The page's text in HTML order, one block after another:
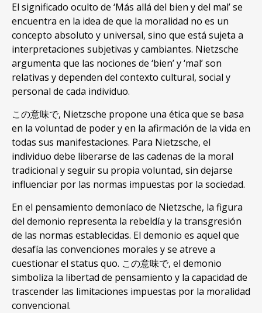
El significado oculto de ‘Más allá del bien y del mal’se
encuentra en la idea de que la moralidad no es un
concepto absoluto y universal, sino que está sujeta a
interpretaciones subjetivas y cambiantes. Nietzsche
argumenta que las nociones de ‘bien’y ‘mal’son
relativas y dependen del contexto cultural, social y
personal de cada individuo.
この意味で, Nietzsche propone una ética que se basa
en la voluntad de poder y en la afirmación de la vida en
todas sus manifestaciones. Para Nietzsche, el
individuo debe liberarse de las cadenas de la moral
tradicional y seguir su propia voluntad, sin dejarse
influenciar por las normas impuestas por la sociedad.
En el pensamiento demoníaco de Nietzsche, la figura
del demonio representa la rebeldía y la transgresión
de las normas establecidas. El demonio es aquel que
desafía las convenciones morales y se atreve a
cuestionar el status quo. この意味で, el demonio
simboliza la libertad de pensamiento y la capacidad de
trascender las limitaciones impuestas por la moralidad
convencional.